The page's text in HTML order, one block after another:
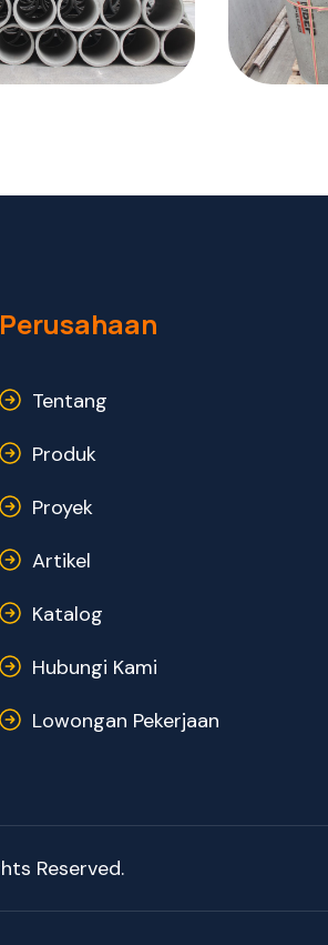
Perusahaan
Tentang
Produk
Proyek
Artikel
Katalog
Hubungi Kami
Lowongan Pekerjaan
Reserved.